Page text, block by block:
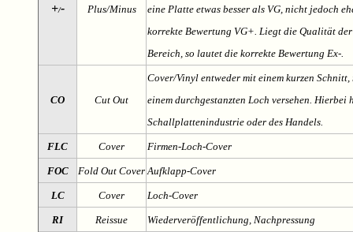
+/- Plus/Minus
eine Platte etwas besser als VG, nicht jedoch
korrekte Bewertung VG+. Liegt die Qualität
Bereich, so lautet die korrekte Bewertung Ex-.
CO Cut Out
Cover/Vinyl entweder mit einem kurzen
einem durchgestanzten Loch versehen. Hierbei
Schallplattenindustrie oder des Handels.
FLC Cover Firmen-Loch-Cover
FOC Fold Out Cover Aufklapp-Cover
LC Cover Loch-Cover
RI Reissue Wiederveröffentlichung, Nachpressung